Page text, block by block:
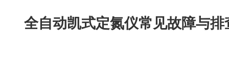
全自动凯式定氮仪常见故障与